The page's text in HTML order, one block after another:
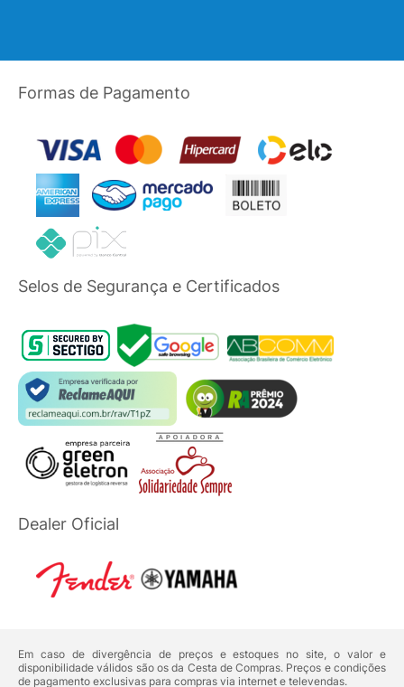
Formas de Pagamento
Selos de Segurança e Certificados
Dealer Oficial
Em caso de divergência de preços e estoques no site, o valor e
disponibilidade válidos são os da Cesta de Compras. Preços e condições
de pagamento exclusivas para compras via internet e televendas.